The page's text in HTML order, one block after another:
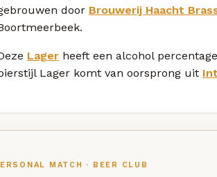
door Brouwerij Haacht
Lager heeft een alcohol
Lager komt van oorsprong uit
MATCH · BEER CLUB